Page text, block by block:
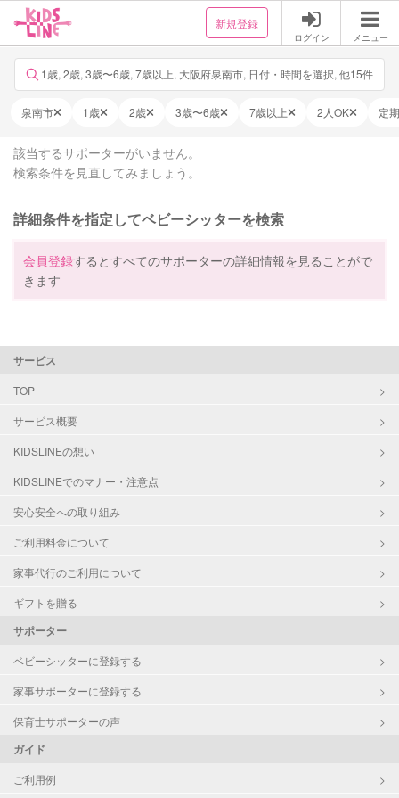
新規登録
ログイン メニュー
1歳, 2歳, 3歳〜6歳, 7歳以上, 大阪府泉南市, 日付・時間を選択, 他15件
泉南市 1歳 2歳 3歳〜6歳 7歳以上 2人OK 定
該当するサポーターがいません。
検索条件を見直してみましょう。
詳細条件を指定してベビーシッターを検索
会員登録するとすべてのサポーターの詳細情報を見ることがで
きます
サービス
TOP
サービス概要
KIDSLINEの想い
KIDSLINEでのマナー・注意点
安心安全への取り組み
ご利用料金について
家事代行のご利用について
ギフトを贈る
サポーター
ベビーシッターに登録する
家事サポーターに登録する
保育士サポーターの声
ガイド
ご利用例